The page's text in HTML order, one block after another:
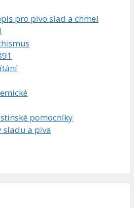
pro pivo slad a chmel
pomocníky
sladu a piva